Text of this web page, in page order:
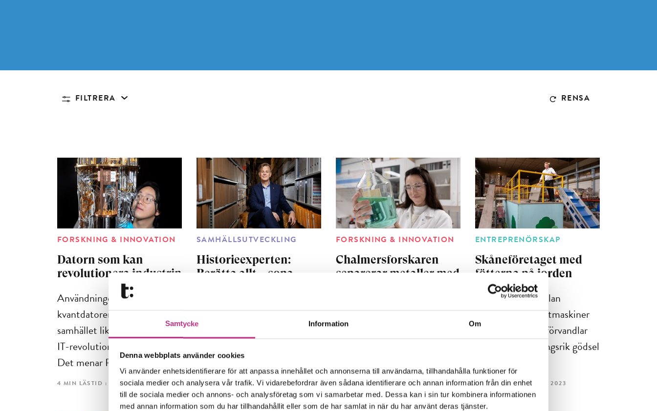
Samtycke Information Om
Denna webbplats använder cookies
Vi använder enhetsidentifierare för att anpassa innehållet och annonserna till användarna, tillhandahålla funktioner för
sociala medier och analysera vår trafik. Vi vidarebefordrar även sådana identifierare och annan information från din enhet
till de sociala medier och annons- och analysföretag som vi samarbetar med. Dessa kan i sin tur kombinera informationen
med annan information som du har tillhandahållit eller som de har samlat in när du har använt deras tjänster.
FILTRERA RENSA
FORSKNING & INNOVATION
Datorn som kan
revolutionera industrin
Användningen av
kvantdatorer kan påverka
samhället lika mycket som
IT-revolutionen har gjort.
Det menar Per...
4 MIN LÄSTID : 07 MAJ 2024
SAMHÄLLSUTVECKLING
Historieexperten:
Berätta allt – sopa
Allt ska med, även misstag
och felaktiga beslut. Ingen vill
Det rådet ger history...
4 MIN LÄSTID : 28 FEB 2024
FORSKNING & INNOVATION
Chalmersforskaren
separerar metaller med
På Chalmers har forskaren
Léa Rouquette utvecklat en
och...
4 MIN LÄSTID : 14 FEB 2024
ENTREPRENÖRSKAP
Skåneföretaget med
fötterna på jorden
I den skånska myllan
tillverkas kompostmaskiner
som på ett dygn förvandlar
matavfall till näringsrik gödsel
5 MIN LÄSTID : 19 APR 2023